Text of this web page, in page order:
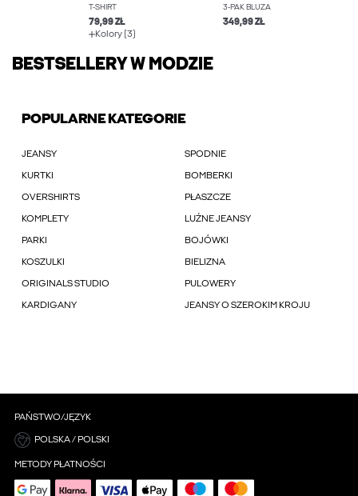
T-SHIRT
79,99 ZŁ
Kolory (3)
3-PAK BLUZA
349,99 ZŁ
BESTSELLERY W MODZIE
POPULARNE KATEGORIE
JEANSY SPODNIE
KURTKI BOMBERKI
OVERSHIRTS PŁASZCZE
KOMPLETY LUŹNE JEANSY
PARKI BOJÓWKI
KOSZULKI BIELIZNA
ORIGINALS STUDIO PULOWERY
KARDIGANY JEANSY O SZEROKIM KROJU
PAŃSTWO/JĘZYK
POLSKA / POLSKI
METODY PŁATNOŚCI